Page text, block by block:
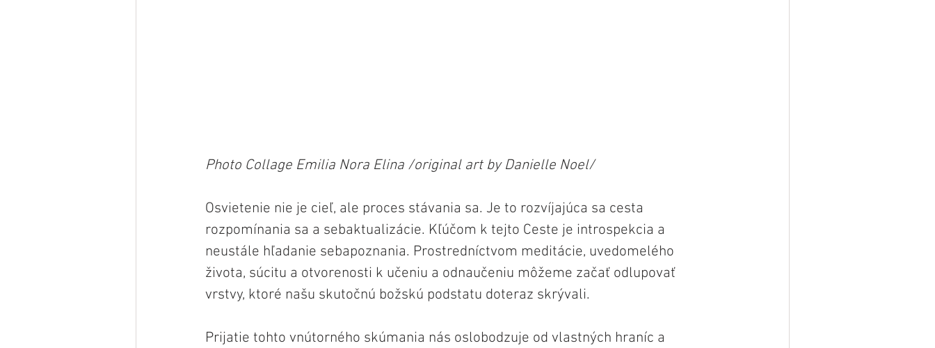
Photo Collage Emilia Nora Elina /original art by Danielle Noel/
Osvietenie nie je cieľ, ale proces stávania sa. Je to rozvíjajúca sa cesta
rozpomínania sa a sebaktualizácie. Kľúčom k tejto Ceste je introspekcia a
neustále hľadanie sebapoznania. Prostredníctvom meditácie, uvedomelého
života, súcitu a otvorenosti k učeniu a odnaučeniu môžeme začať odlupovať
vrstvy, ktoré našu skutočnú božskú podstatu doteraz skrývali.
Prijatie tohto vnútorného skúmania nás oslobodzuje od vlastných hraníc a